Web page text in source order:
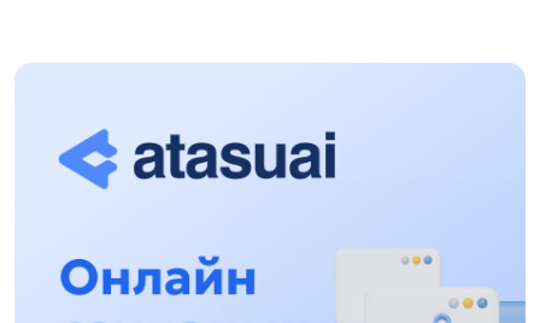
«Zań kerýeni» jobasy: Abaı oblysynda quqyqtyq
17:31, 31 Shilde 2026
13:13, 30 Shilde 2026